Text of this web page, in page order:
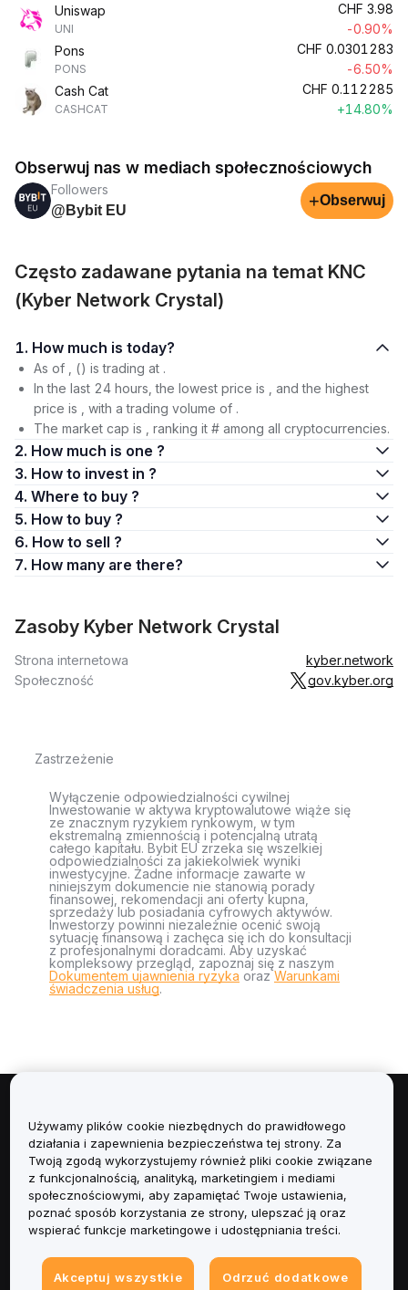
Uniswap
UNI
CHF 3.98
-0.90%
Pons
PONS
CHF 0.0301283
-6.50%
Cash Cat
CASHCAT
CHF 0.112285
+14.80%
Obserwuj nas w mediach społecznościowych
Followers
@Bybit EU
+Obserwuj
Często zadawane pytania na temat KNC
(Kyber Network Crystal)
1. How much is today?
As of , () is trading at .
In the last 24 hours, the lowest price is , and the highest
price is , with a trading volume of .
The market cap is , ranking it # among all cryptocurrencies.
2. How much is one ?
3. How to invest in ?
4. Where to buy ?
5. How to buy ?
6. How to sell ?
7. How many are there?
Zasoby Kyber Network Crystal
Strona internetowa
kyber.network
Społeczność
gov.kyber.org
Zastrzeżenie
Wyłączenie odpowiedzialności cywilnej
Inwestowanie w aktywa kryptowalutowe wiąże się
ze znacznym ryzykiem rynkowym, w tym
ekstremalną zmiennością i potencjalną utratą
całego kapitału. Bybit EU zrzeka się wszelkiej
odpowiedzialności za jakiekolwiek wyniki
inwestycyjne. Żadne informacje zawarte w
niniejszym dokumencie nie stanowią porady
finansowej, rekomendacji ani oferty kupna,
sprzedaży lub posiadania cyfrowych aktywów.
Inwestorzy powinni niezależnie ocenić swoją
sytuację finansową i zachęca się ich do konsultacji
z profesjonalnymi doradcami. Aby uzyskać
kompleksowy przegląd, zapoznaj się z naszym
Dokumentem ujawnienia ryzyka orazWarunkami
świadczenia usług.
Informacje
Usługi
Obsługa Klienta
Używamy plików cookie niezbędnych do prawidłowego
działania i zapewnienia bezpieczeństwa tej strony. Za
Twoją zgodą wykorzystujemy również pliki cookie związane
z funkcjonalnością, analityką, marketingiem i mediami
społecznościowymi, aby zapamiętać Twoje ustawienia,
poznać sposób korzystania ze strony, ulepszać ją oraz
wspierać funkcje marketingowe i udostępniania treści.
Akceptuj wszystkie
Odrzuć dodatkowe